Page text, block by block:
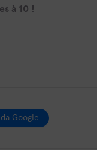
à 10 !
Google